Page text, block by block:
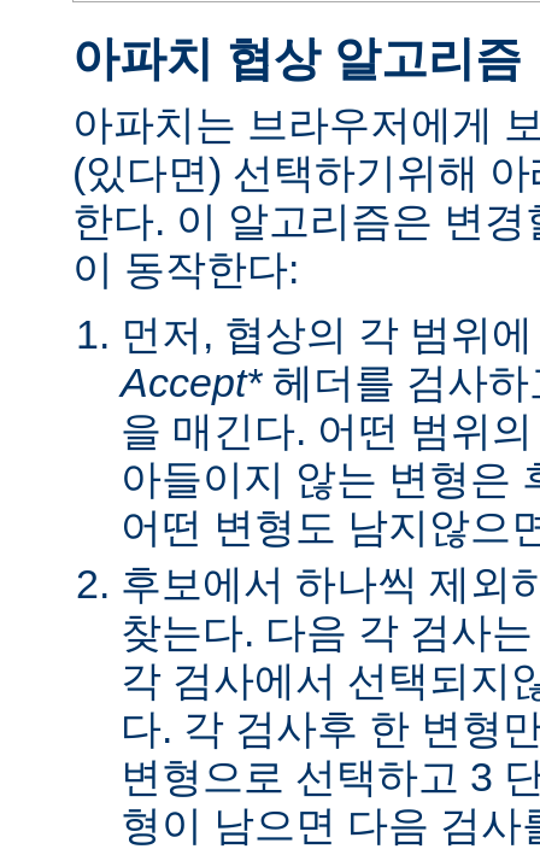
아파치 협상 알고리즘
아파치는 브라우저에게
(있다면) 선택하기위해
한다. 이 알고리즘은 변
이 동작한다:
먼저, 협상의 각 범위
Accept*헤더를 검사하
을 매긴다. 어떤 범위
아들이지 않는 변형은
어떤 변형도 남지않으
후보에서 하나씩 제외
찾는다. 다음 각 검사
각 검사에서 선택되지
다. 각 검사후 한 변형
변형으로 선택하고 3
형이 남으면 다음 검사